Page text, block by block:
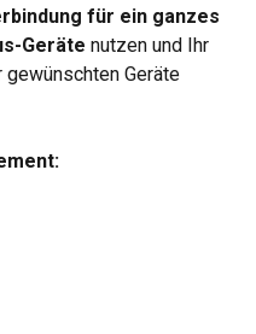
für ein ganzes
Geräte nutzen und Ihr
gewünschten Geräte